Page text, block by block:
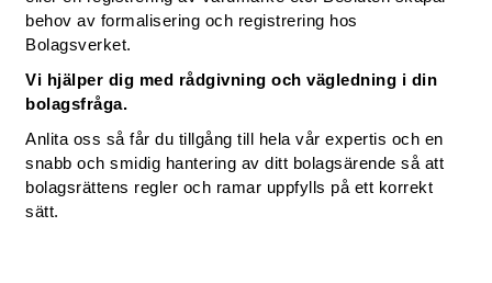
behov av formalisering och registrering hos
Bolagsverket.
Vi hjälper dig med rådgivning och vägledning i din
bolagsfråga.
Anlita oss så får du tillgång till hela vår expertis och en
snabb och smidig hantering av ditt bolagsärende så att
bolagsrättens regler och ramar uppfylls på ett korrekt
sätt.